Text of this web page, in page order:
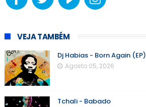
VEJA TAMBÉM
Dj Habias - Born Again (EP)
Agosto 05, 2026
Tchali - Babado